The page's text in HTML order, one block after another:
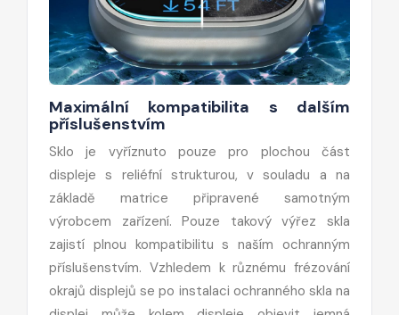
Maximální kompatibilita s dalším
příslušenstvím
Sklo je vyříznuto pouze pro plochou část
displeje s reliéfní strukturou, v souladu a na
základě matrice připravené samotným
výrobcem zařízení. Pouze takový výřez skla
zajistí plnou kompatibilitu s naším ochranným
příslušenstvím. Vzhledem k různému frézování
okrajů displejů se po instalaci ochranného skla na